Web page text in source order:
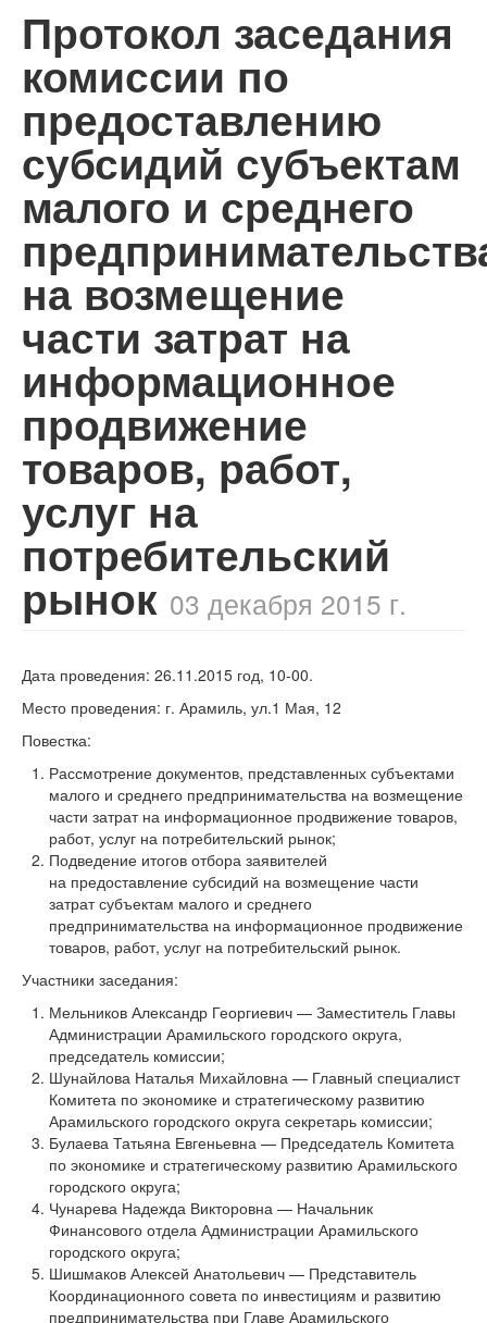
Протокол заседания
комиссии по
предоставлению
субсидий субъектам
малого и среднего
на возмещение
части затрат на
информационное
продвижение
товаров, работ,
услуг на
потребительский
рынок 03 декабря 2015 г.
Дата проведения: 26.11.2015 год, 10-00.
Место проведения: г. Арамиль, ул.1 Мая, 12
Повестка:
Рассмотрение документов, представленных субъектами
малого и среднего предпринимательства на возмещение
части затрат на информационное продвижение товаров,
работ, услуг на потребительский рынок;
Подведение итогов отбора заявителей
на предоставление субсидий на возмещение части
затрат субъектам малого и среднего
предпринимательства на информационное продвижение
товаров, работ, услуг на потребительский рынок.
Участники заседания:
Мельников Александр Георгиевич — Заместитель Главы
Администрации Арамильского городского округа,
председатель комиссии;
Шунайлова Наталья Михайловна — Главный специалист
Комитета по экономике и стратегическому развитию
Арамильского городского округа секретарь комиссии;
Булаева Татьяна Евгеньевна — Председатель Комитета
по экономике и стратегическому развитию Арамильского
городского округа;
Чунарева Надежда Викторовна — Начальник
Финансового отдела Администрации Арамильского
городского округа;
Шишмаков Алексей Анатольевич — Представитель
Координационного совета по инвестициям и развитию
предпринимательства при Главе Арамильского